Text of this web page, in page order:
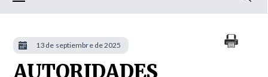
13 de septiembre de 2025